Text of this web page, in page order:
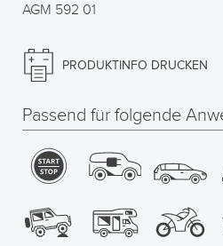
AGM 592 01
PRODUKTINFO DRUCKEN
Passend für folgende